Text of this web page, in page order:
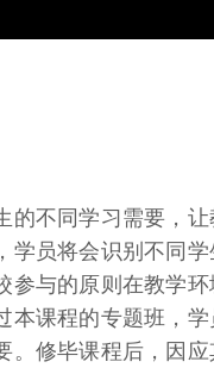
不同学习需要，
员将会识别不同
与的原则在教学
课程的专题班，
修毕课程后，因